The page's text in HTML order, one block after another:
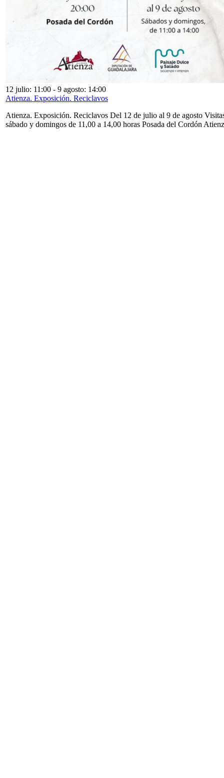
12 julio: 11:00 - 9 agosto: 14:00
Atienza. Exposición. Reciclavos
Atienza. Exposición. Reciclavos Del 12 de julio al 9 de agosto
sábado y domingos de 11,00 a 14,00 horas Posada del Cordón